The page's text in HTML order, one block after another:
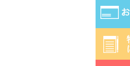
Gerber ガ
Halfbreed
ドブレー
Hibben